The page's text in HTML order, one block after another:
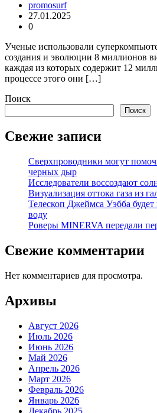
promosurf
27.01.2025
0
Ученые использовали
создания и эволюции 8 миллионов
каждая из которых содержит 12
процессе этого они […]
Поиск
Поиск
Свежие записи
Сверхпроводники могут
черных дыр
Исследователи воссоздают
Визуализация оттока газа из
Телескоп Джеймса Уэбба
воду
Роверы MINERVA передали
Свежие комментарии
Нет комментариев для просмотра.
Архивы
Август 2026
Июль 2026
Июнь 2026
Май 2026
Апрель 2026
Март 2026
Февраль 2026
Январь 2026
Декабрь 2025